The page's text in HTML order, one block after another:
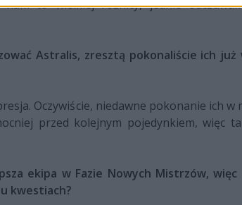
to wielkiej różnicy, jednie
Astralis, zresztą pokonaliście ich
Oczywiście, niedawne pokonanie ich
przed kolejnym pojedynkiem, więc
ekipa w Fazie Nowych Mistrzów,
kwestiach?